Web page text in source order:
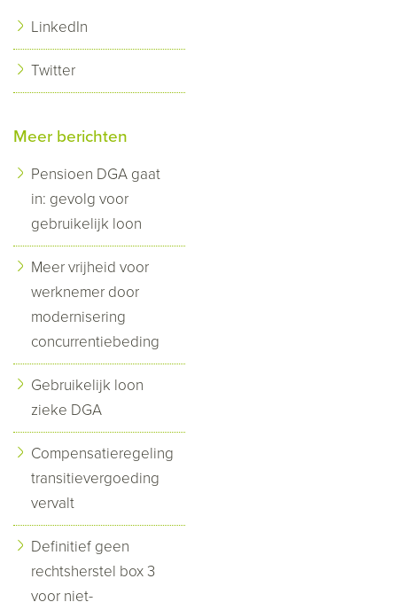
LinkedIn
Twitter
Meer berichten
Pensioen DGA gaat
in: gevolg voor
gebruikelijk loon
Meer vrijheid voor
werknemer door
modernisering
concurrentiebeding
Gebruikelijk loon
zieke DGA
Compensatieregeling
transitievergoeding
vervalt
Definitief geen
rechtsherstel box 3
voor niet-